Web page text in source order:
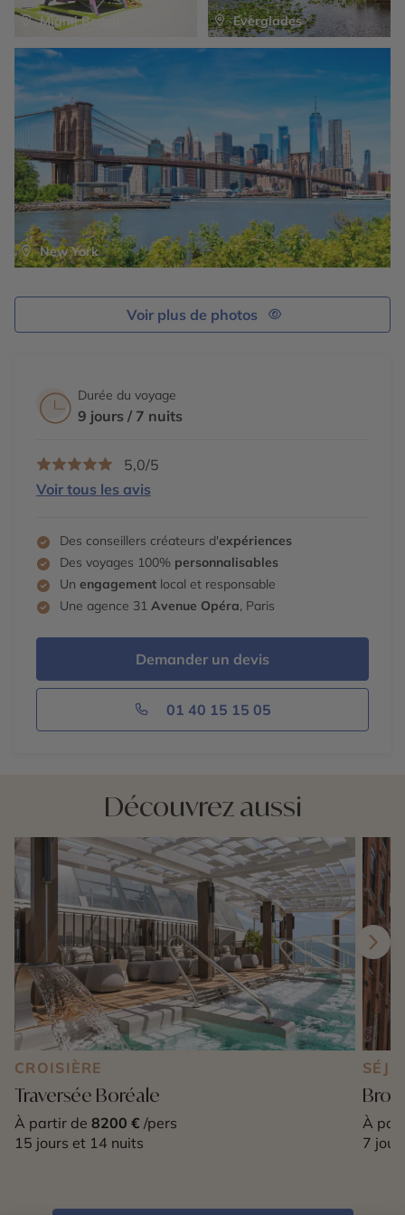
Children’s Museum, Monkey Jungle, Jungle Island, Miami
Seaquarium, Miami Metrozoo et bien d’autres.
New York
Miami Beach Everglades
Voir plus de photos
Durée du voyage
9 jours / 7 nuits
5,0/5
Voir tous les avis
Des conseillers créateurs d'expériences
Des voyages 100% personnalisables
Un engagement local et responsable
Une agence 31 Avenue Opéra, Paris
Demander un devis
01 40 15 15 05
Découvrez aussi
CROISIÈRE
Traversée Boréale
À partir de 8200 € /pers
15 jours et 14 nuits
À
7